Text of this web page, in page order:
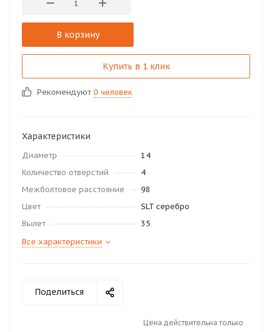
В корзину
Купить в 1 клик
Рекомендуют 0 человек
Характеристики
Диаметр
14
Количество отверстий
4
Межболтовое расстояние
98
Цвет
SLT серебро
Вылет
35
Все характеристики
Поделиться
Цена действительна только